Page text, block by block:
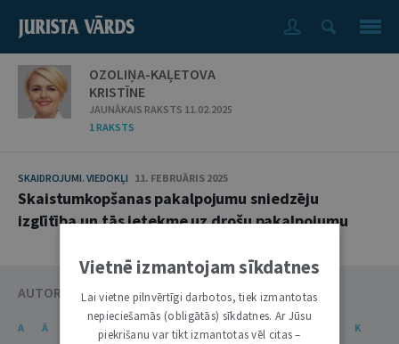
OZOLIŅA-KAĻETOVA
KRISTĪNE
JAUNĀKAIS RAKSTS 11.02.2025
1 RAKSTS
SKAIDROJUMI. VIEDOKĻI 11. FEBRUĀRIS 2025
Skaistumkopšanas pakalpojumu sniedzēju
izglītība un tās ietekme uz drošu pakalpojumu
AUTORU KATALOGS
A Ā Č Ē G Ģ
K
Vietnē izmantojam sīkdatnes
Lai vietne pilnvērtīgi darbotos, tiek izmantotas
nepieciešamās (obligātās) sīkdatnes. Ar Jūsu
piekrišanu var tikt izmantotas vēl citas –